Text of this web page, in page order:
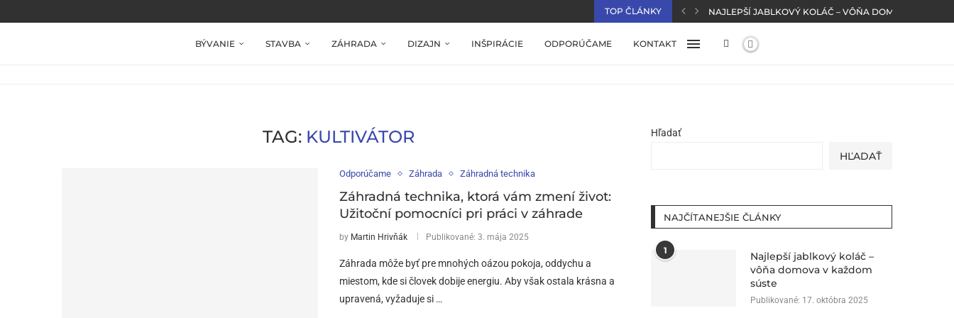
TOP ČLÁNKY NAJLEPŠÍ JABLKOVÝ KOLÁČ – VÔŇA DOMOVA V
BÝVANIE STAVBA ZÁHRADA DIZAJN INŠPIRÁCIE ODPORÚČAME KONTAKT
TAG: KULTIVÁTOR
Odporúčame Záhrada Záhradná technika
Záhradná technika, ktorá vám zmení život:
Užitoční pomocníci pri práci v záhrade
by Martin Hrivňák Publikované: 3. mája 2025
Záhrada môže byť pre mnohých oázou pokoja, oddychu a
miestom, kde si človek dobije energiu. Aby však ostala krásna a
upravená, vyžaduje si …
Hľadať
HĽADAŤ
NAJČÍTANEJŠIE ČLÁNKY
1
Najlepší jablkový koláč –
vôňa domova v každom
súste
Publikované: 17. októbra 2025